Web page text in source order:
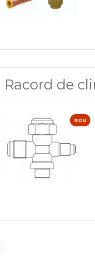
Racord de
nou